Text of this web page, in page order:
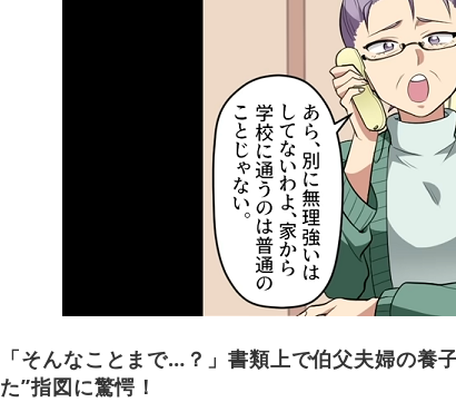
「そんなことまで…？」書類上で伯父夫婦の
た”指図に驚愕！